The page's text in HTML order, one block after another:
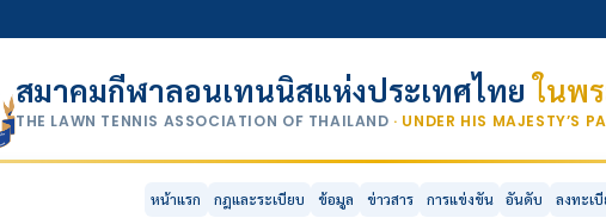
สมาคมกีฬาลอนเทนนิสแห่งประเทศไทยในพ
THE LAWN TENNIS ASSOCIATION OF THAILAND · UNDER HIS MAJESTY’S
หน้าแรก กฎและระเบียบ ข้อมูล ข่าวสาร การแข่งขัน อันดับ ลงทะเ